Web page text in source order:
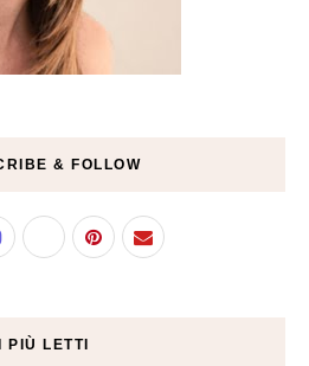
& FOLLOW
PIÙ LETTI